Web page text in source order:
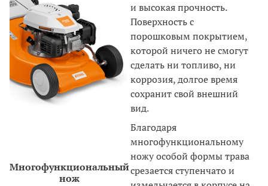
и высокая прочность.
Поверхность с
порошковым покрытием,
которой ничего не смогут
сделать ни топливо, ни
коррозия, долгое время
сохранит свой внешний
вид.
Многофункциональный
нож
Благодаря
многофункциональному
ножу особой формы трава
срезается ступенчато и